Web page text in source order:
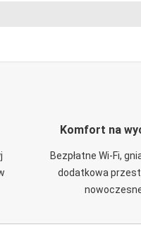
Komfort na
Bezpłatne Wi-Fi,
dodatkowa